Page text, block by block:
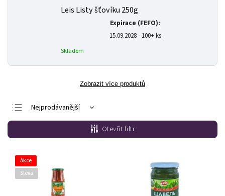
Leis Listy šťovíku 250g
Expirace (FEFO):
15.09.2028 - 100+ ks
Skladem
Zobrazit více produktů
Nejprodávanější
Nejlevnější
Nejdražší
Abecedně
Otevřít filtr
Akce
Sleva